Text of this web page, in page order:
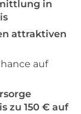
in
attraktiven
auf
zu 150 € auf